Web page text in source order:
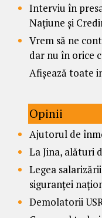
Interviu în
Națiune și
Vrem să ne
dar nu în orice
Afișează toate
Opinii
Ajutorul de
La Jina, alături
Legea
siguranței
Demolatorii